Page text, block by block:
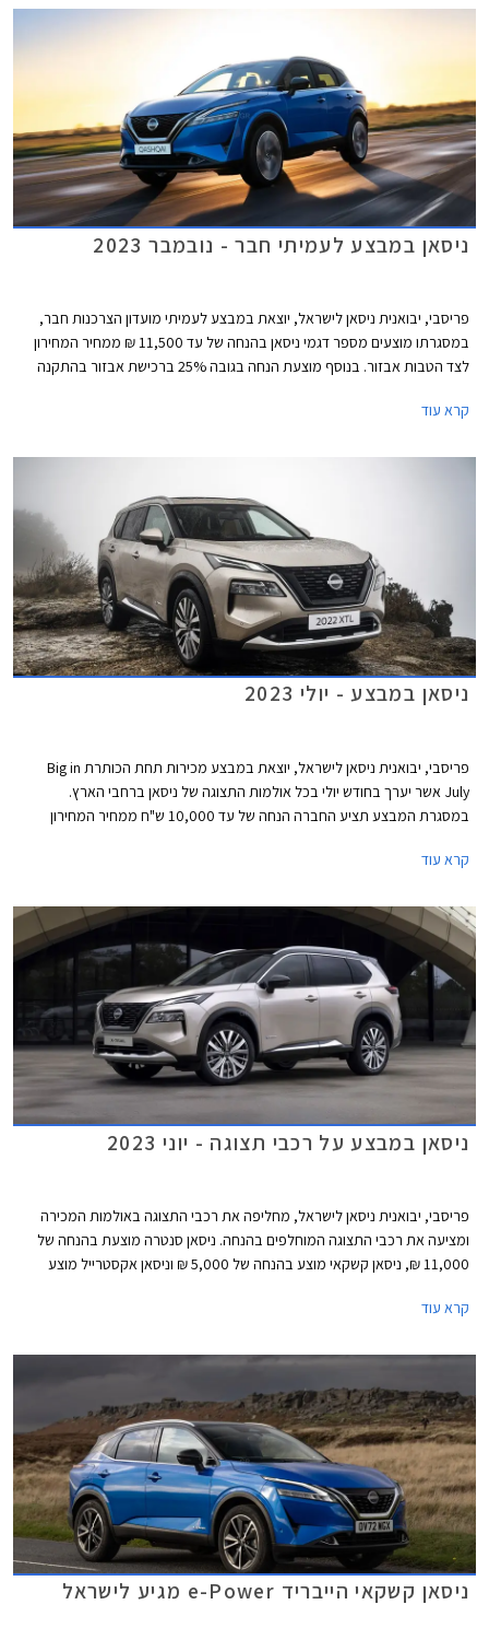
ניסאן במבצע לעמיתי חבר - נובמבר 2023
פריסבי, יבואנית ניסאן לישראל, יוצאת במבצע לעמיתי מועדון הצרכנות חבר,
במסגרתו מוצעים מספר דגמי ניסאן בהנחה של עד 11,500 ₪ ממחיר המחירון
לצד הטבות אבזור. בנוסף מוצעת הנחה בגובה 25% ברכישת אבזור בהתקנה
התצוגה של ניסאן בישראל.
קרא עוד
ניסאן במבצע - יולי 2023
פריסבי, יבואנית ניסאן לישראל, יוצאת במבצע מכירות תחת הכותרת Big in
July אשר יערך בחודש יולי בכל אולמות התצוגה של ניסאן ברחבי הארץ.
במסגרת המבצע תציע החברה הנחה של עד 10,000 ש"ח ממחיר המחירון
של עד 50% ברכישת אבזור נוסף בהתקנה מקומית.
קרא עוד
ניסאן במבצע על רכבי תצוגה - יוני 2023
פריסבי, יבואנית ניסאן לישראל, מחליפה את רכבי התצוגה באולמות המכירה
ומציעה את רכבי התצוגה המוחלפים בהנחה. ניסאן סנטרה מוצעת בהנחה של
11,000 ₪, ניסאן קשקאי מוצע בהנחה של 5,000 ₪ וניסאן אקסטרייל מוצע
ניסאן קשקאי וניסאן סנטרה.
קרא עוד
ניסאן קשקאי הייבריד e-Power מגיע לישראל